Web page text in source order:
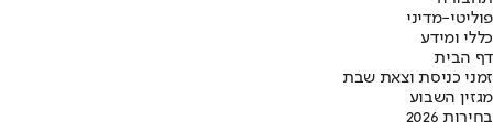
פוליטי-מדיני
כללי ומידע
דף הבית
זמני כניסת וצאת שבת
מגזין השבוע
בחירות 2026